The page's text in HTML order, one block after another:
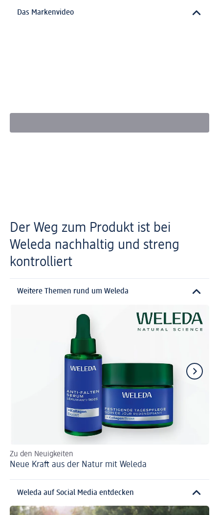
Das Markenvideo
Der Weg zum Produkt ist bei
Weleda nachhaltig und streng
kontrolliert
Weitere Themen rund um Weleda
Zu den Neuigkeiten
Neue Kraft aus der Natur mit Weleda
Weleda auf Social Media entdecken